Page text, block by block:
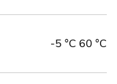
-5 °C 60 °C